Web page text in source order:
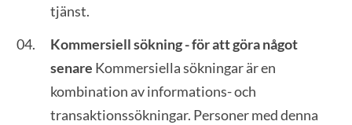
tjänst.
Kommersiell sökning - för att göra något
senare Kommersiella sökningar är en
kombination av informations- och
transaktionssökningar. Personer med denna